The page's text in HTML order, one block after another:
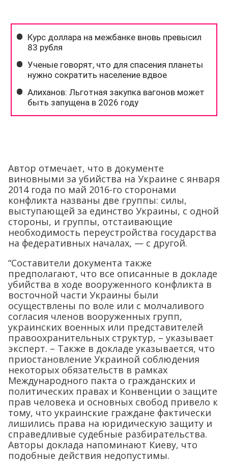
Автор отмечает, что в документе
виновными за убийства на Украине с января
2014 года по май 2016-го сторонами
конфликта названы две группы: силы,
выступающей за единство Украины, с одной
стороны, и группы, отстаивающие
необходимость переустройства государства
на федеративных началах, — с другой.
“Составители документа также
предполагают, что все описанные в докладе
убийства в ходе вооруженного конфликта в
восточной части Украины были
осуществлены по воле или с молчаливого
согласия членов вооруженных групп,
украинских военных или представителей
правоохранительных структур, – указывает
эксперт. – Также в докладе указывается, что
приостановление Украиной соблюдения
некоторых обязательств в рамках
Международного пакта о гражданских и
политических правах и Конвенции о защите
прав человека и основных свобод привело к
тому, что украинские граждане фактически
лишились права на юридическую защиту и
справедливые судебные разбирательства.
Авторы доклада напоминают Киеву, что
подобные действия недопустимы.